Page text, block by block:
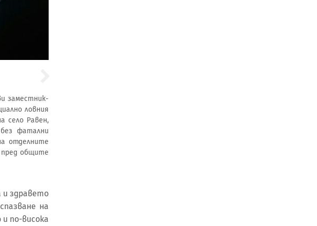
заместник-
ловния
село Равен,
фатални
отделните
пред общите
здравето
на
по-висока